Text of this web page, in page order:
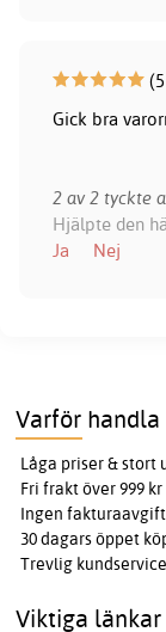
(5
Gick bra
2 av 2 tyckte
Hjälpte den
Ja
Nej
Varför handla
Låga priser & stort
Fri frakt över 999 kr
Ingen fakturaavgift
30 dagars öppet
Trevlig kundservice
Viktiga länkar